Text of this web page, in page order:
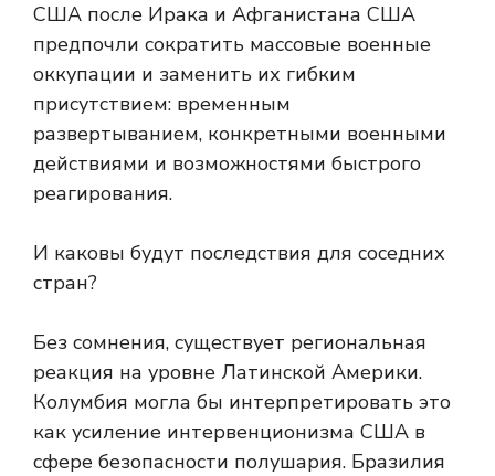
США после Ирака и Афганистана США
предпочли сократить массовые военные
оккупации и заменить их гибким
присутствием: временным
развертыванием, конкретными военными
действиями и возможностями быстрого
реагирования.
И каковы будут последствия для соседних
стран?
Без сомнения, существует региональная
реакция на уровне Латинской Америки.
Колумбия могла бы интерпретировать это
как усиление интервенционизма США в
сфере безопасности полушария. Бразилия